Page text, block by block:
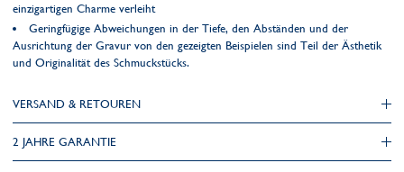
einzigartigen Charme verleiht
Geringfügige Abweichungen in der Tiefe, den Abständen und der
Ausrichtung der Gravur von den gezeigten Beispielen sind Teil der Ästhetik
und Originalität des Schmuckstücks.
VERSAND & RETOUREN
2 JAHRE GARANTIE